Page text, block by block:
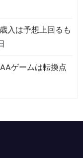
入は予想上回るも
ゲームは転換点